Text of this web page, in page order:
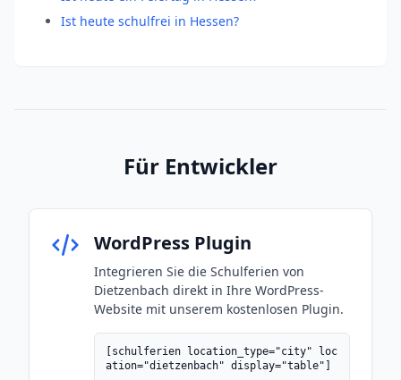
Ist heute schulfrei in Hessen?
Für Entwickler
WordPress Plugin
Integrieren Sie die Schulferien von
Dietzenbach direkt in Ihre WordPress-
Website mit unserem kostenlosen Plugin.
[schulferien location_type="city" loc
ation="dietzenbach" display="table"]